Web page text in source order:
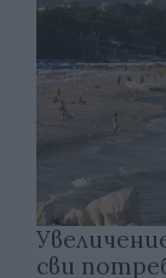
сви